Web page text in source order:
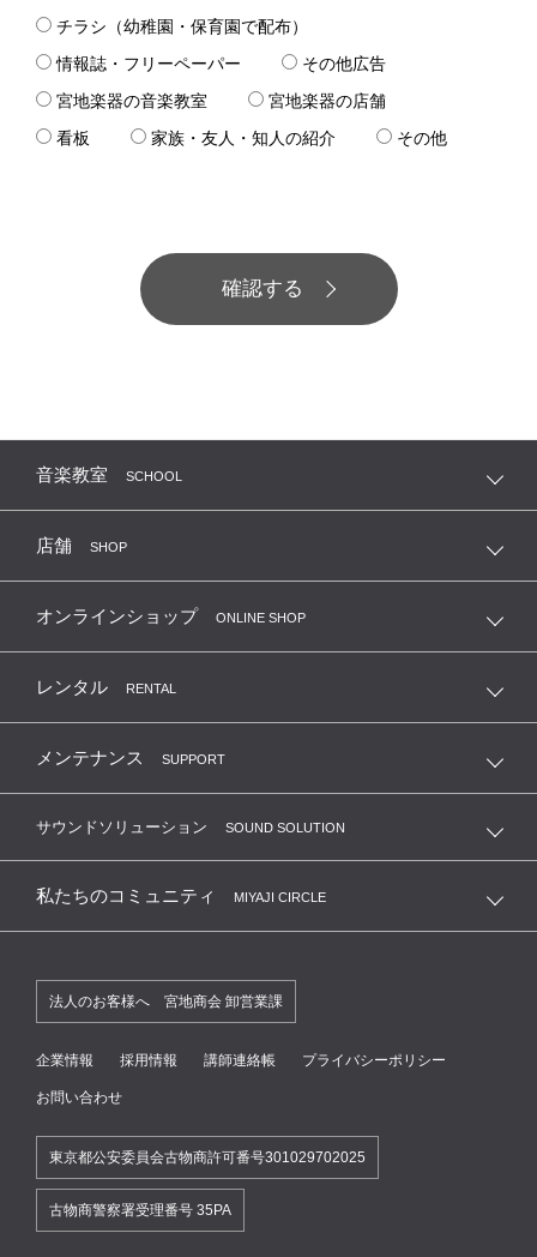
チラシ（幼稚園・保育園で配布）
情報誌・フリーペーパー
その他広告
宮地楽器の音楽教室
宮地楽器の店舗
看板
家族・友人・知人の紹介 その他
音楽教室 SCHOOL
店舗 SHOP
オンラインショップ ONLINE SHOP
レンタル RENTAL
メンテナンス SUPPORT
サウンドソリューション SOUND SOLUTION
私たちのコミュニティ MIYAJI CIRCLE
法人のお客様へ 宮地商会 卸営業課
企業情報 採用情報 講師連絡帳 プライバシーポリシー
お問い合わせ
東京都公安委員会古物商許可番号301029702025
古物商警察署受理番号 35PA